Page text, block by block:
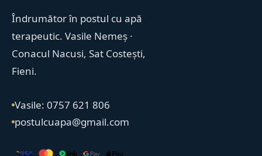
Îndrumător în postul cu apă
terapeutic. Vasile Nemeș ·
Conacul Nacusi, Sat Costești,
Fieni.
Vasile: 0757 621 806
postulcuapa@gmail.com